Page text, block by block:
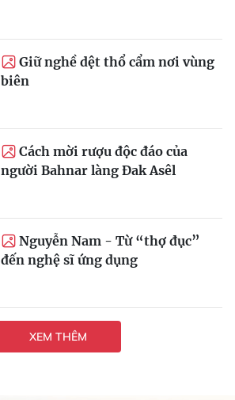
Giữ nghề dệt thổ cẩm nơi vùng
biên
Cách mời rượu độc đáo của
người Bahnar làng Đak Asêl
Nguyễn Nam - Từ “thợ đục”
đến nghệ sĩ ứng dụng
XEM THÊM